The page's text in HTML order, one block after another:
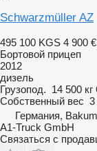
Schwarzmüller AZ
495 100 KGS 4 900 €
Бортовой прицеп
2012
дизель
Грузопод. 14 500 кг
Собственный вес 3
Германия, Bakum
A1-Truck GmbH
Связаться с